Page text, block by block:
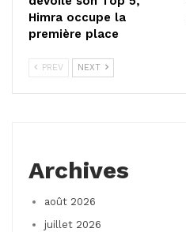
Himra occupe la
première place
PREV NEXT
Archives
août 2026
juillet 2026